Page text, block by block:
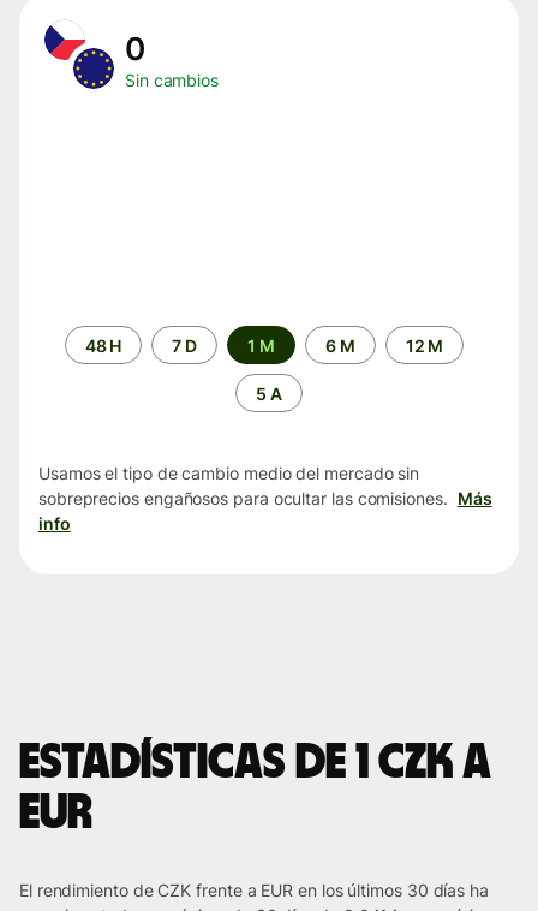
0
Sin cambios
Periodo48 H 7 D 1 M 6 M 12 M
5 A
Usamos el tipo de cambio medio del mercado sin
sobreprecios engañosos para ocultar las comisiones. Más
info
Estadísticas de 1 CZK a
EUR
El rendimiento de CZK frente a EUR en los últimos 30 días ha